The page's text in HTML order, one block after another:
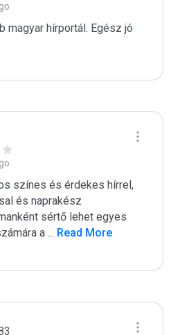
magyar hírportál. Egész jó
színes és érdekes hírrel,
és naprakész
sértő lehet egyes
a ... Read More